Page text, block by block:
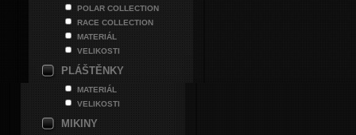
POLAR COLLECTION
RACE COLLECTION
MATERIÁL
VELIKOSTI
PLÁŠTĚNKY
MATERIÁL
VELIKOSTI
MIKINY